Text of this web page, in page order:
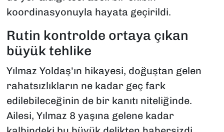
koordinasyonuyla hayata geçirildi.
Rutin kontrolde ortaya çıkan
büyük tehlike
Yılmaz Yoldaş'ın hikayesi, doğuştan gelen
rahatsızlıkların ne kadar geç fark
edilebileceğinin de bir kanıtı niteliğinde.
Ailesi, Yılmaz 8 yaşına gelene kadar